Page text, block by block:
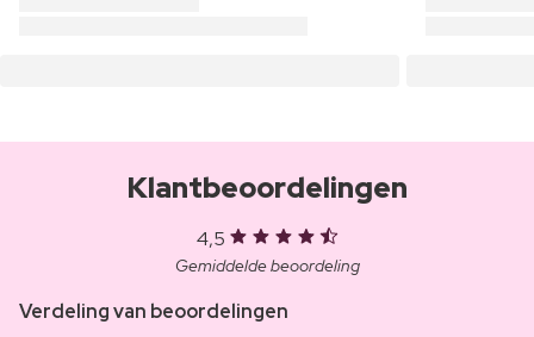
Klantbeoordelingen
4,5
Gemiddelde beoordeling
Verdeling van beoordelingen